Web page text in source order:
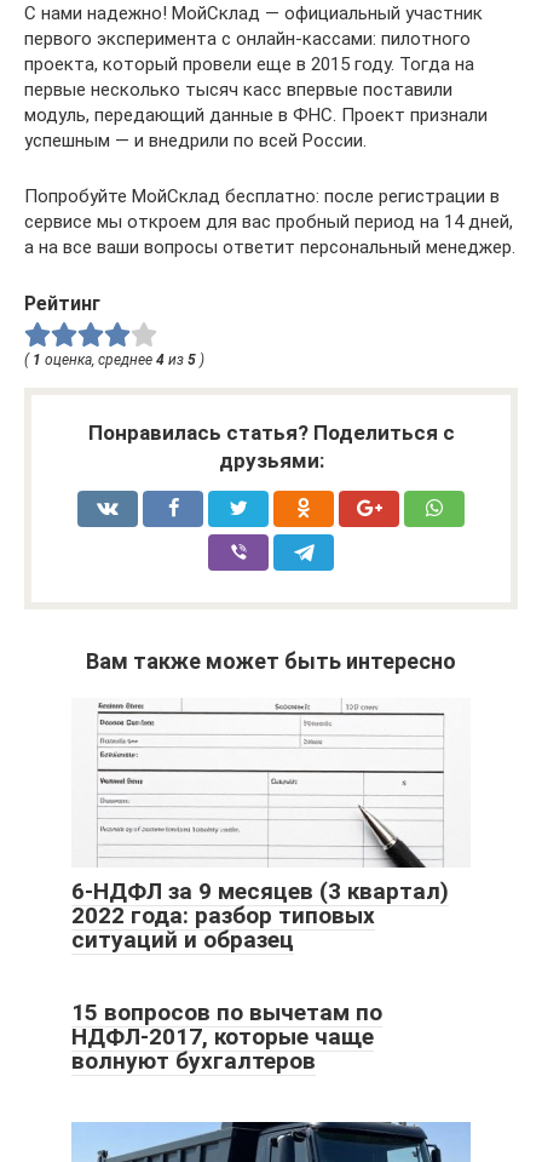
С нами надежно! МойСклад — официальный участник
первого эксперимента с онлайн-кассами: пилотного
проекта, который провели еще в 2015 году. Тогда на
первые несколько тысяч касс впервые поставили
модуль, передающий данные в ФНС. Проект признали
успешным — и внедрили по всей России.
Попробуйте МойСклад бесплатно: после регистрации в
сервисе мы откроем для вас пробный период на 14 дней,
а на все ваши вопросы ответит персональный менеджер.
Рейтинг
( 1 оценка, среднее 4 из 5 )
Понравилась статья? Поделиться с
друзьями:
Вам также может быть интересно
6-НДФЛ за 9 месяцев (3 квартал)
2022 года: разбор типовых
ситуаций и образец
15 вопросов по вычетам по
НДФЛ-2017, которые чаще
волнуют бухгалтеров